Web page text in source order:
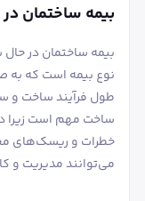
بیمه ساختمان
بیمه ساختمان در
نوع بیمه است که به
طول فرآیند ساخت و
ساخت مهم است زیرا
خطرات و ریسک‌های
می‌توانند مدیریت و